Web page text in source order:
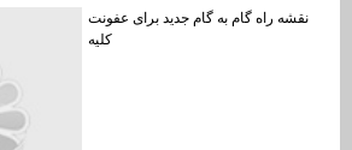
نقشه راه گام به گام جدید برای عفونت
کلیه